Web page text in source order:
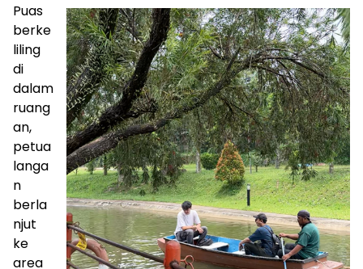
Puas
berke
liling
di
dalam
ruang
an,
petua
langa
n
berla
njut
ke
area